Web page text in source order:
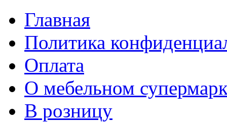
Главная
Политика
Оплата
О мебельном
В розницу